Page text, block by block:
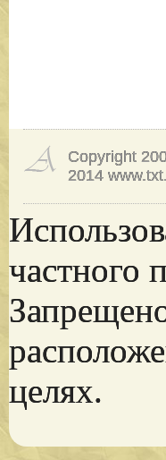
Copyright
2014
частного
целях.